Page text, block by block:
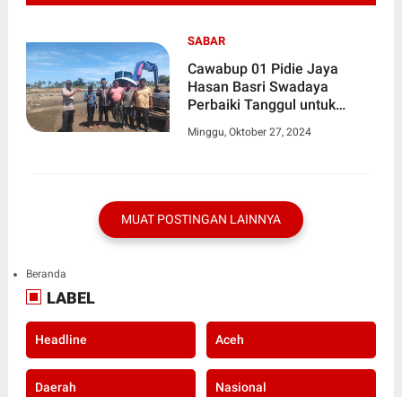
SABAR
Cawabup 01 Pidie Jaya
Hasan Basri Swadaya
Perbaiki Tanggul untuk
Minggu, Oktober 27, 2024
MUAT POSTINGAN LAINNYA
Beranda
LABEL
Headline Aceh
Daerah Nasional